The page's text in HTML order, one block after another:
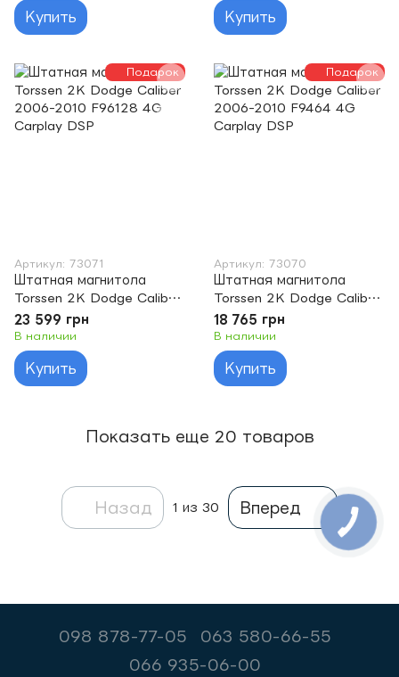
Купить Купить
Подарок
Артикул: 73071
Штатная магнитола
Torssen 2K Dodge Caliber
2006-2010 F96128 4G
Carplay DSP
23 599 грн
В наличии
Купить
Подарок
Артикул: 73070
Штатная магнитола
Torssen 2K Dodge Caliber
2006-2010 F9464 4G
Carplay DSP
18 765 грн
В наличии
Купить
Показать еще 20 товаров
Назад 1 из 30 Вперед
098 878-77-05
063 580-66-55
066 935-06-00